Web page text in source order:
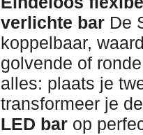
verlichte bar De
koppelbaar,
golvende of
alles: plaats je
transformeer je
LED bar op